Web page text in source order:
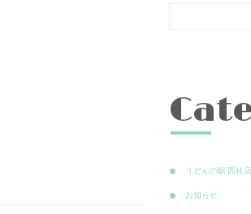
うどんの駅 西桂店
お知らせ